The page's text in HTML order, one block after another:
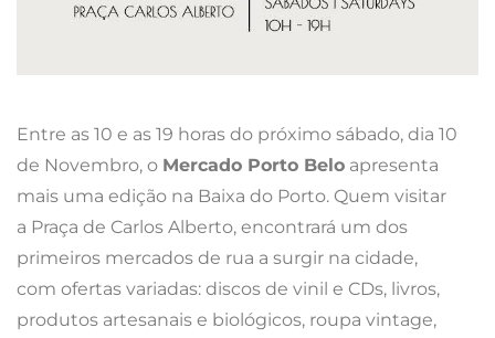
Entre as 10 e as 19 horas do próximo sábado, dia 10
de Novembro, o Mercado Porto Belo apresenta
mais uma edição na Baixa do Porto. Quem visitar
a Praça de Carlos Alberto, encontrará um dos
primeiros mercados de rua a surgir na cidade,
com ofertas variadas: discos de vinil e CDs, livros,
produtos artesanais e biológicos, roupa vintage,